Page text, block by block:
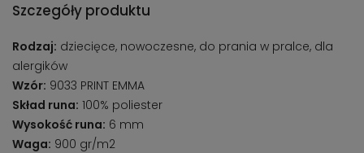
Szczegóły produktu
Rodzaj: dziecięce, nowoczesne, do prania w pralce, dla
alergików
Wzór: 9033 PRINT EMMA
Skład runa: 100% poliester
Wysokość runa: 6 mm
Waga: 900 gr/m2